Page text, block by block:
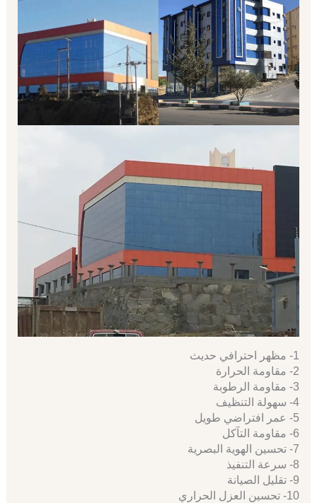
1- مظهر احترافي حديث
2- مقاومة الحرارة
3- مقاومة الرطوبة
4- سهولة التنظيف
5- عمر افتراضي طويل
6- مقاومة التآكل
7- تحسين الهوية البصرية
8- سرعة التنفيذ
9- تقليل الصيانة
10- تحسين العزل الحراري